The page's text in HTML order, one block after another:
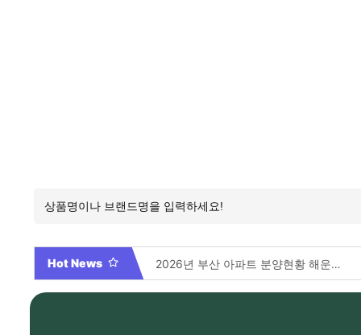
Hot News Video By 대학전쟁 시즌 3 전편 공개 완료!